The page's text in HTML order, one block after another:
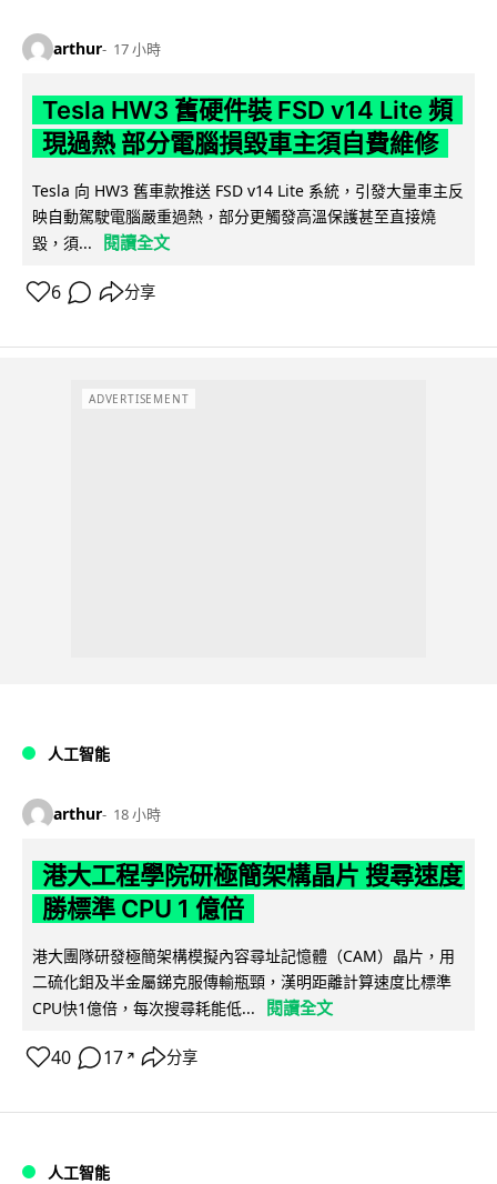
arthur 17 小時
Tesla HW3 舊硬件裝 FSD v14 Lite 頻
現過熱 部分電腦損毀車主須自費維修
Tesla 向 HW3 舊車款推送 FSD v14 Lite 系統，引發大量車主反
映自動駕駛電腦嚴重過熱，部分更觸發高溫保護甚至直接燒
毀，須...
閱讀全文
6 分享
ADVERTISEMENT
人工智能
arthur 18 小時
港大工程學院研極簡架構晶片 搜尋速度
勝標準 CPU 1 億倍
港大團隊研發極簡架構模擬內容尋址記憶體（CAM）晶片，用
二硫化鉬及半金屬銻克服傳輸瓶頸，漢明距離計算速度比標準
CPU快1億倍，每次搜尋耗能低...
閱讀全文
40 17 ↗ 分享
人工智能